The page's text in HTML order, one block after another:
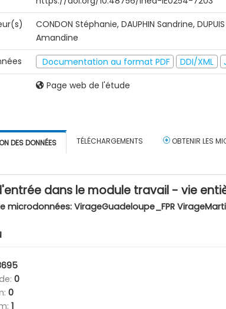
CONDON Stéphanie, DAUPHIN Sandrine,
Amandine
Documentation au format PDF DDI/XML
Page web de l'étude
DES DONNÉES TÉLÉCHARGEMENTS OBTENIR LES
dans le module travail - vie
microdonnées: VirageGuadeloupe_FPR
0
0
1